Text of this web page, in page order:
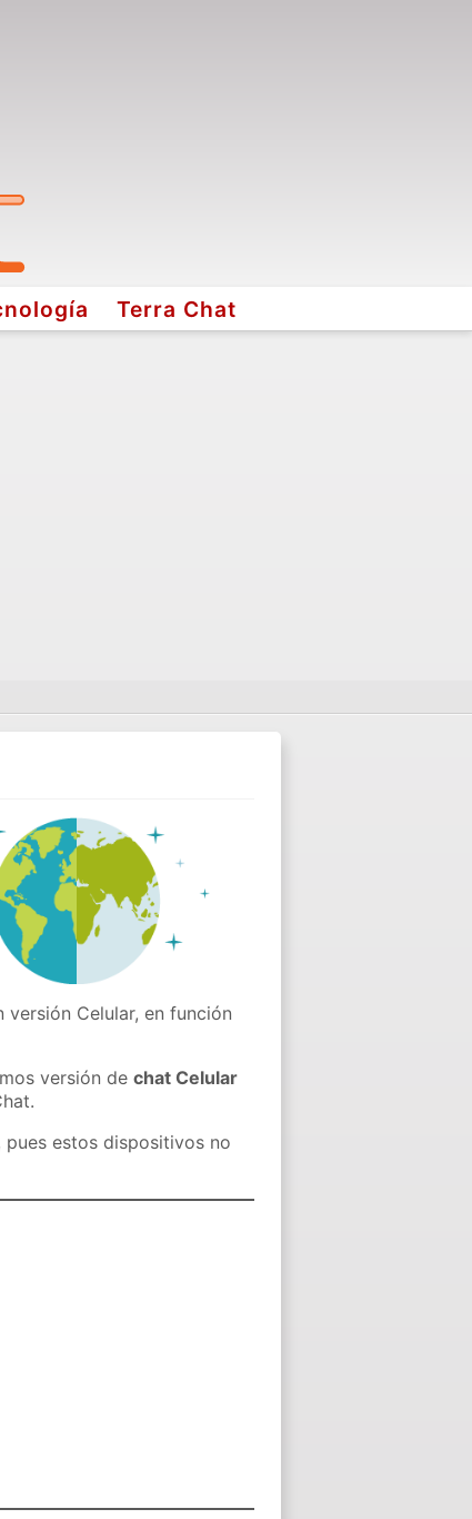
Terra Chat
versión Celular, en función
versión dechat Celular
estos dispositivos no